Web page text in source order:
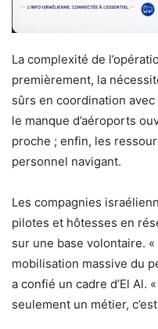
La complexité de
premièrement, la
sûrs en coordination
le manque d’aéroports
proche ; enfin, les
personnel navigant.
Les compagnies
pilotes et hôtesses en
sur une base volontaire.
mobilisation massive du
a confié un cadre d’El Al.
seulement un métier,